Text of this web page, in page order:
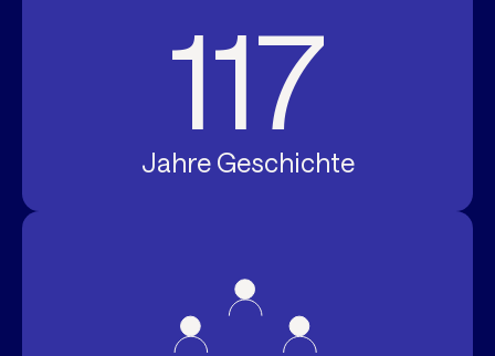
117
Jahre Geschichte